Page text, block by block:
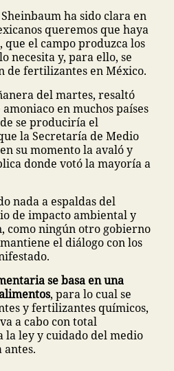
ha sido clara en
queremos que haya
el campo produzca los
necesita y, para ello, se
de fertilizantes en México.
del martes, resaltó
en muchos países
se produciría el
la Secretaría de Medio
su momento la avaló y
donde votó la mayoría a
nada a espaldas del
de impacto ambiental y
como ningún otro gobierno
el diálogo con los
se basa en una
, para lo cual se
y fertilizantes químicos,
a cabo con total
la ley y cuidado del medio
antes.